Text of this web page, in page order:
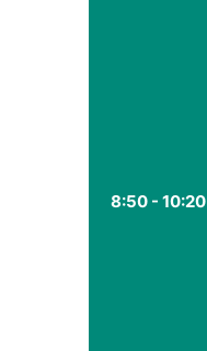
8:50 - 10:20